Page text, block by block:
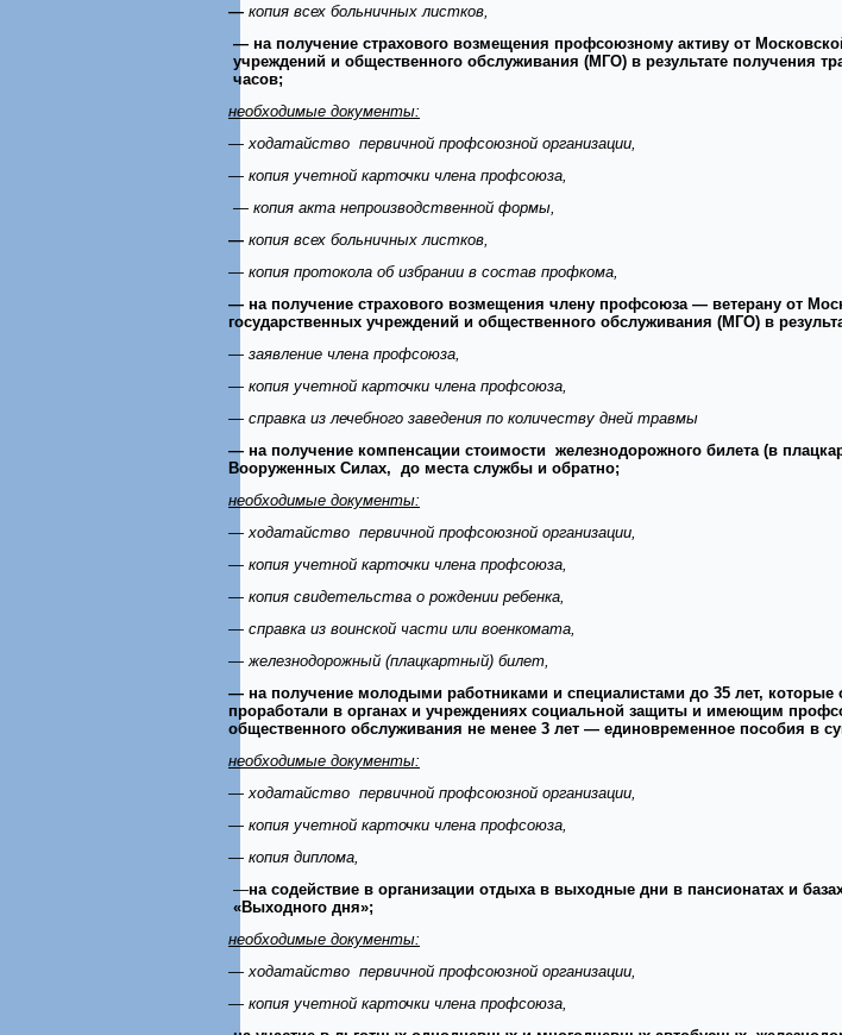
— копия всех больничных листков,
— на получение страхового возмещения профсоюзному активу от
учреждений и общественного обслуживания (МГО) в результате получения
часов;
необходимые документы:
— ходатайство первичной профсоюзной организации,
— копия учетной карточки члена профсоюза,
— копия акта непроизводственной формы,
— копия всех больничных листков,
— копия протокола об избрании в состав профкома,
— на получение страхового возмещения члену профсоюза — ветерану от
государственных учреждений и общественного обслуживания (МГО) в
— заявление члена профсоюза,
— копия учетной карточки члена профсоюза,
— справка из лечебного заведения по количеству дней травмы
— на получение компенсации стоимости железнодорожного билета (в
Вооруженных Силах, до места службы и обратно;
необходимые документы:
— ходатайство первичной профсоюзной организации,
— копия учетной карточки члена профсоюза,
— копия свидетельства о рождении ребенка,
— справка из воинской части или военкомата,
— железнодорожный (плацкартный) билет,
— на получение молодыми работниками и специалистами до 35 лет,
проработали в органах и учреждениях социальной защиты и имеющим
общественного обслуживания не менее 3 лет — единовременное пособия в
необходимые документы:
— ходатайство первичной профсоюзной организации,
— копия учетной карточки члена профсоюза,
— копия диплома,
—на содействие в организации отдыха в выходные дни в пансионатах и
«Выходного дня»;
необходимые документы:
— ходатайство первичной профсоюзной организации,
— копия учетной карточки члена профсоюза,